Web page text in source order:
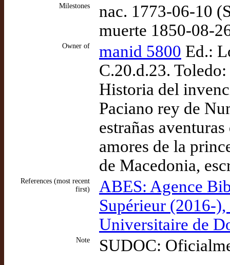
Milestones
nac. 1773-06-10
muerte 1850-08-
Owner of manid 5800 Ed.:
C.20.d.23.
Historia del
Paciano rey de
estrañas
amores de la
de Macedonia,
References (most recent
first)
ABES: Agence
Supérieur (2016-
Universitaire de
Note SUDOC: